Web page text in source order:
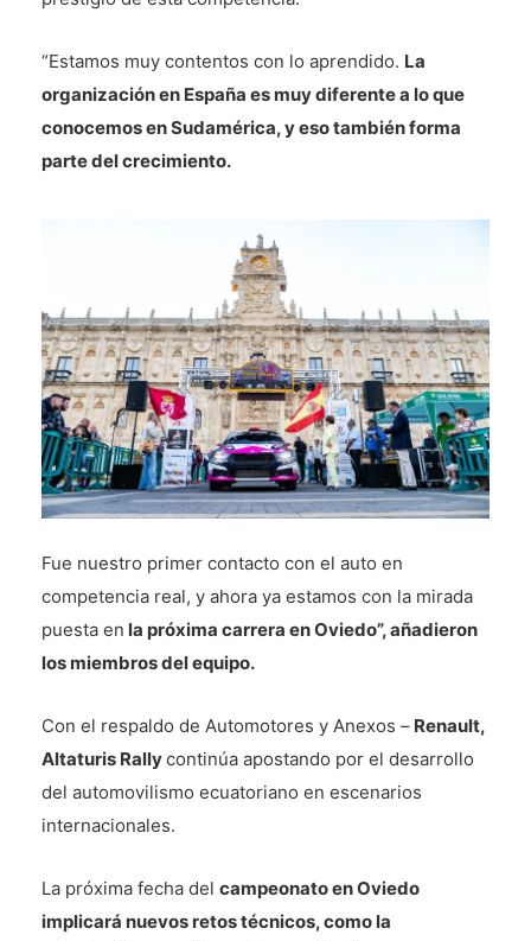
“Estamos muy contentos con lo aprendido. La
organización en España es muy diferente a lo que
conocemos en Sudamérica, y eso también forma
parte del crecimiento.
Fue nuestro primer contacto con el auto en
competencia real, y ahora ya estamos con la mirada
puesta en la próxima carrera en Oviedo”, añadieron
los miembros del equipo.
Con el respaldo de Automotores y Anexos – Renault,
Altaturis Rallycontinúa apostando por el desarrollo
del automovilismo ecuatoriano en escenarios
internacionales.
La próxima fecha del campeonato en Oviedo
implicará nuevos retos técnicos, como la